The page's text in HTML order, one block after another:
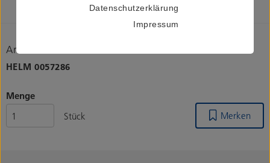
Datenschutzerklärung
Impressum
Artikelnummer
HELM0057286
Menge
Stück
Merken